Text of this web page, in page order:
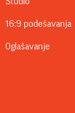
16:9 podešavanja
Oglašavanje